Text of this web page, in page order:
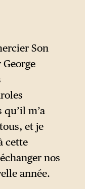
Son
m’a
et je
cette
nos
année.